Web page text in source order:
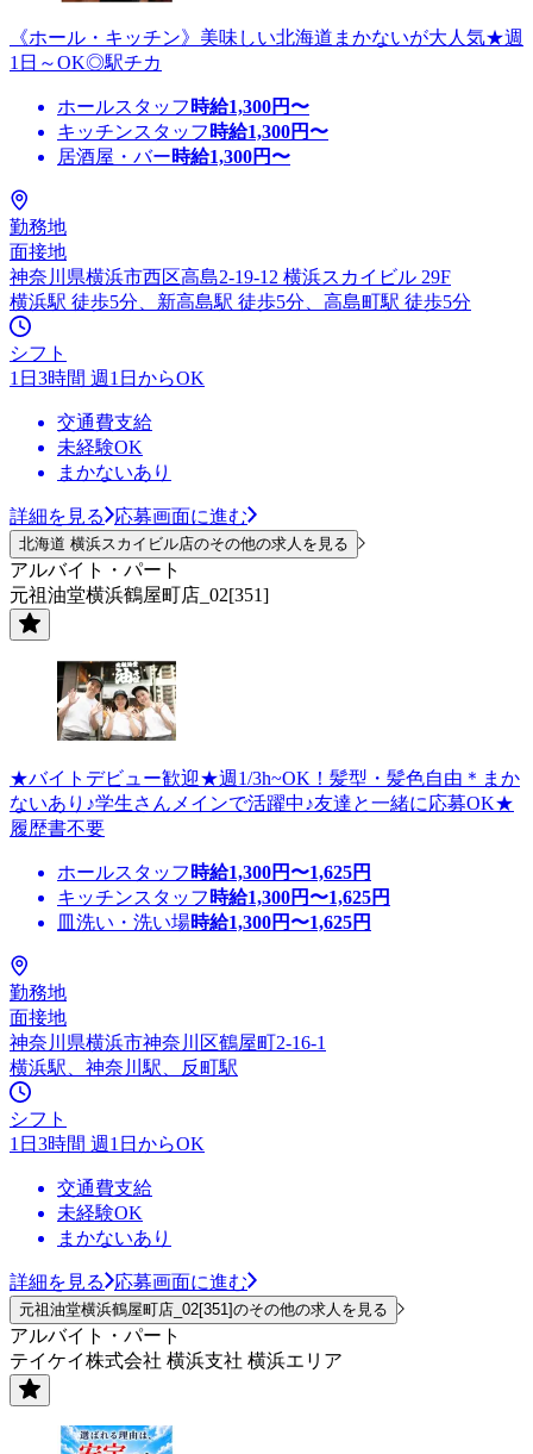
《ホール・キッチン》美味しい北海道まかないが大人気★週
1日～OK◎駅チカ
ホールスタッフ 時給1,300円〜
キッチンスタッフ 時給1,300円〜
居酒屋・バー時給1,300円〜
勤務地
面接地
神奈川県横浜市西区高島2-19-12 横浜スカイビル 29F
横浜駅 徒歩5分、新高島駅 徒歩5分、高島町駅 徒歩5分
シフト
1日3時間 週1日からOK
交通費支給
未経験OK
まかないあり
詳細を見る 応募画面に進む
北海道 横浜スカイビル店のその他の求人を見る
アルバイト・パート
元祖油堂横浜鶴屋町店_02[351]
★バイトデビュー歓迎★週1/3h~OK！髪型・髪色自由＊まか
ないあり♪学生さんメインで活躍中♪友達と一緒に応募OK★
履歴書不要
ホールスタッフ 時給1,300円〜1,625円
キッチンスタッフ 時給1,300円〜1,625円
皿洗い・洗い場時給1,300円〜1,625円
勤務地
面接地
神奈川県横浜市神奈川区鶴屋町2-16-1
横浜駅、神奈川駅、反町駅
シフト
1日3時間 週1日からOK
交通費支給
未経験OK
まかないあり
詳細を見る 応募画面に進む
元祖油堂横浜鶴屋町店_02[351]のその他の求人を見る
アルバイト・パート
テイケイ株式会社 横浜支社 横浜エリア